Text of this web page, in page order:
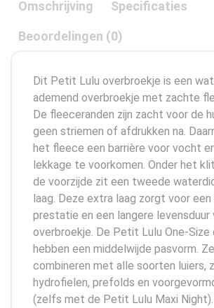
Omschrijving Specificaties
Beoordelingen (0)
Dit Petit Lulu overbroekje is een
ademend overbroekje met zachte
De fleeceranden zijn zacht voor de
geen striemen of afdrukken na.
het fleece een barrière voor vocht
lekkage te voorkomen. Onder het
de voorzijde zit een tweede
laag. Deze extra laag zorgt voor
prestatie en een langere levensduur
overbroekje. De Petit Lulu One-Size
hebben een middelwijde pasvorm.
combineren met alle soorten luiers,
hydrofielen, prefolds en
(zelfs met de Petit Lulu Maxi Night).